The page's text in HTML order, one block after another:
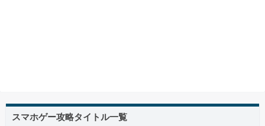
スマホゲー攻略タイトル一覧